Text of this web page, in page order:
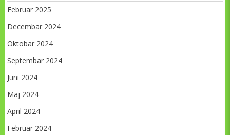
Februar 2025
Decembar 2024
Oktobar 2024
Septembar 2024
Juni 2024
Maj 2024
April 2024
Februar 2024